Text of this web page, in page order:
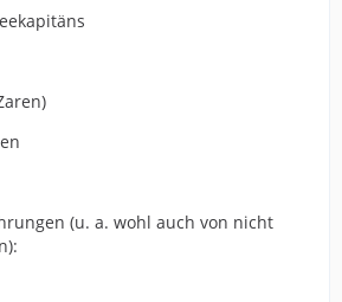
(u. a. wohl auch von nicht